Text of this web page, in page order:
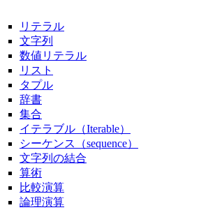
リテラル
文字列
数値リテラル
リスト
タプル
辞書
集合
イテラブル（Iterable）
シーケンス（sequence）
文字列の結合
算術
比較演算
論理演算